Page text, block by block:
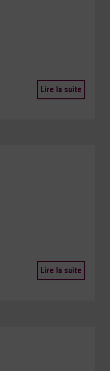
Lire la suite
Lire la suite